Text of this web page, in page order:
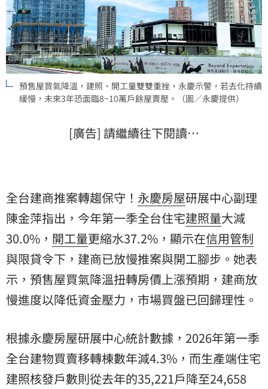
預售屋買氣降溫，建照、開工量雙雙重挫，永慶示警，若去化持續
緩慢，未來3年恐面臨8~10萬戶餘屋賣壓。（圖／永慶提供）
[廣告] 請繼續往下閱讀…
全台建商推案轉趨保守！ 永慶房屋研展中心副理
陳金萍指出，今年第一季全台住宅建照量大減
30.0%， 開工量更縮水37.2%，顯示在信用管制
與限貸令下，建商已放慢推案與開工腳步。她表
示，預售屋買氣降溫扭轉房價上漲預期，建商放
慢進度以降低資金壓力，市場買盤已回歸理性。
根據永慶房屋研展中心統計數據，2026年第一季
全台建物買賣移轉棟數年減4.3%，而生產端住宅
建照核發戶數則從去年的35,221戶降至24,658